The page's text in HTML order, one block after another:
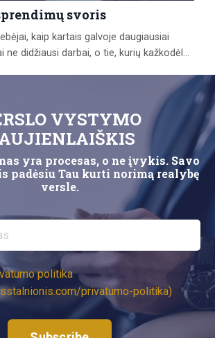
svoris
kaip kartais galvoje daugiausiai
ne didžiausi darbai, o tie, kurių kažkodėl
jį jau esi „prasukęs(-usi)“ ne vieną
nepaskambini. Rytoj irgi. Kitą savaitę
pokalbis greičiausia...
VYSTYMO
yra procesas, o ne įvykis. Savo
padėsiu Tau kurti norimą realybę
versle.
politika
privatumo-politika)